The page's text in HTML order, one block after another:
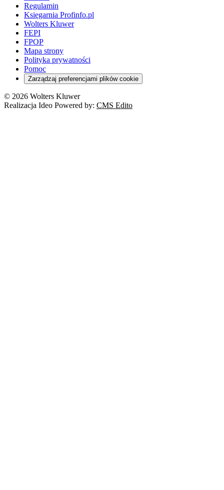
KSeF
Orzeczenia
Nowe uprawnienia PIP
Banki
Orzeczenia
Energetyka
ESG
Kredyty
Cło
Deregulacja
Cyberbezpieczeństwo
Franczyza
Prawo autorskie
Rynek i konsument
Domowe finanse
Emerytury i renty
Pacjent
Szkoła i uczeń
Turystyka
Orzeczenia
RODO
Regulamin
Księgarnia Profinfo.pl
Wolters Kluwer
FEPI
FPOP
Mapa strony
Polityka prywatności
Pomoc
Zarządzaj preferencjami plików cookie
© 2026 Wolters Kluwer
Realizacja Ideo Powered by: CMS Edito